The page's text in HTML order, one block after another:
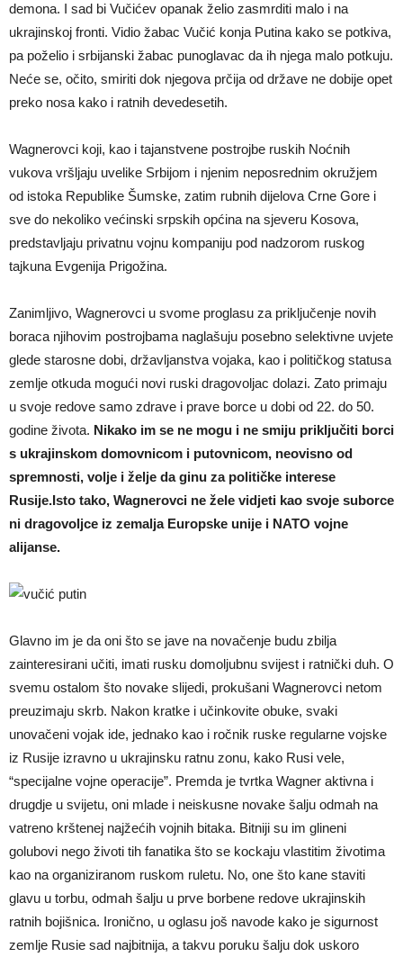
demona. I sad bi Vučićev opanak želio zasmrditi malo i na
ukrajinskoj fronti. Vidio žabac Vučić konja Putina kako se potkiva,
pa poželio i srbijanski žabac punoglavac da ih njega malo potkuju.
Neće se, očito, smiriti dok njegova prčija od države ne dobije opet
preko nosa kako i ratnih devedesetih.
Wagnerovci koji, kao i tajanstvene postrojbe ruskih Noćnih
vukova vršljaju uvelike Srbijom i njenim neposrednim okružjem
od istoka Republike Šumske, zatim rubnih dijelova Crne Gore i
sve do nekoliko većinski srpskih općina na sjeveru Kosova,
predstavljaju privatnu vojnu kompaniju pod nadzorom ruskog
tajkuna Evgenija Prigožina.
Zanimljivo, Wagnerovci u svome proglasu za priključenje novih
boraca njihovim postrojbama naglašuju posebno selektivne uvjete
glede starosne dobi, državljanstva vojaka, kao i političkog statusa
zemlje otkuda mogući novi ruski dragovoljac dolazi. Zato primaju
u svoje redove samo zdrave i prave borce u dobi od 22. do 50.
godine života. Nikako im se ne mogu i ne smiju priključiti borci
s ukrajinskom domovnicom i putovnicom, neovisno od
spremnosti, volje i želje da ginu za političke interese
Rusije.Isto tako, Wagnerovci ne žele vidjeti kao svoje suborce
ni dragovoljce iz zemalja Europske unije i NATO vojne
alijanse.
Glavno im je da oni što se jave na novačenje budu zbilja
zainteresirani učiti, imati rusku domoljubnu svijest i ratnički duh. O
svemu ostalom što novake slijedi, prokušani Wagnerovci netom
preuzimaju skrb. Nakon kratke i učinkovite obuke, svaki
unovačeni vojak ide, jednako kao i ročnik ruske regularne vojske
iz Rusije izravno u ukrajinsku ratnu zonu, kako Rusi vele,
“specijalne vojne operacije”. Premda je tvrtka Wagner aktivna i
drugdje u svijetu, oni mlade i neiskusne novake šalju odmah na
vatreno krštenej najžećih vojnih bitaka. Bitniji su im glineni
golubovi nego životi tih fanatika što se kockaju vlastitim životima
kao na organiziranom ruskom ruletu. No, one što kane staviti
glavu u torbu, odmah šalju u prve borbene redove ukrajinskih
ratnih bojišnica. Ironično, u oglasu još navode kako je sigurnost
zemlje Rusie sad najbitnija, a takvu poruku šalju dok uskoro